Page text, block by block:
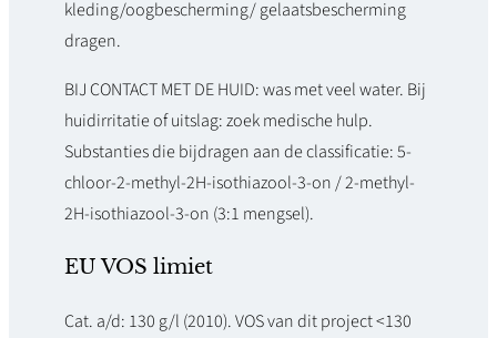
kleding/oogbescherming/ gelaatsbescherming
dragen.
BIJ CONTACT MET DE HUID: was met veel water. Bij
huidirritatie of uitslag: zoek medische hulp.
Substanties die bijdragen aan de classificatie: 5-
chloor-2-methyl-2H-isothiazool-3-on / 2-methyl-
2H-isothiazool-3-on (3:1 mengsel).
EU VOS limiet
Cat. a/d: 130 g/l (2010). VOS van dit project <130